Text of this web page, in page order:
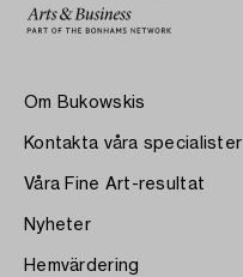
Om Bukowskis
Kontakta våra specialister
Våra Fine Art-resultat
Nyheter
Hemvärdering